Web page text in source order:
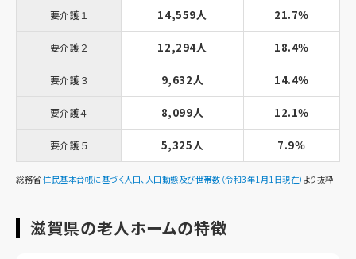
要介護１ 14,559人 21.7％
要介護２ 12,294人 18.4％
要介護３ 9,632人 14.4％
要介護４ 8,099人 12.1％
要介護５ 5,325人 7.9％
総務省住民基本台帳に基づく人口、人口動態及び世帯数（令和3年1月1日現在） より抜粋
滋賀県の老人ホームの特徴